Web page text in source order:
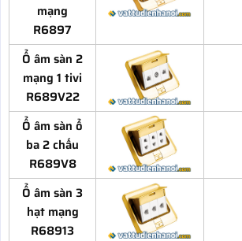
mạng
R6897
Ổ âm sàn 2
mạng 1 tivi
R689V22
Ổ âm sàn ổ
ba 2 chấu
R689V8
Ổ âm sàn 3
hạt mạng
R68913